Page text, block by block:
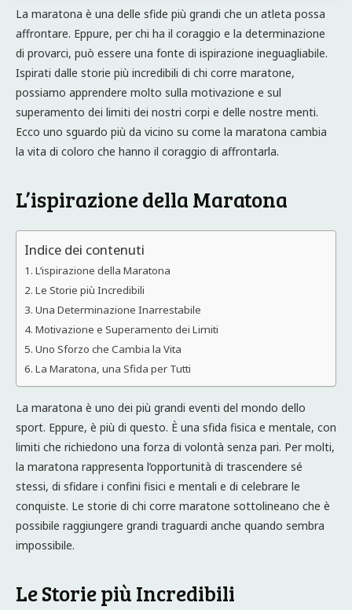
La maratona è una delle sfide più grandi che un atleta possa
affrontare. Eppure, per chi ha il coraggio e la determinazione
di provarci, può essere una fonte di ispirazione ineguagliabile.
Ispirati dalle storie più incredibili di chi corre maratone,
possiamo apprendere molto sulla motivazione e sul
superamento dei limiti dei nostri corpi e delle nostre menti.
Ecco uno sguardo più da vicino su come la maratona cambia
la vita di coloro che hanno il coraggio di affrontarla.
L’ispirazione della Maratona
Indice dei contenuti
L’ispirazione della Maratona
Le Storie più Incredibili
Una Determinazione Inarrestabile
Motivazione e Superamento dei Limiti
Uno Sforzo che Cambia la Vita
La Maratona, una Sfida per Tutti
La maratona è uno dei più grandi eventi del mondo dello
sport. Eppure, è più di questo. È una sfida fisica e mentale, con
limiti che richiedono una forza di volontà senza pari. Per molti,
la maratona rappresenta l’opportunità di trascendere sé
stessi, di sfidare i confini fisici e mentali e di celebrare le
conquiste. Le storie di chi corre maratone sottolineano che è
possibile raggiungere grandi traguardi anche quando sembra
impossibile.
Le Storie più Incredibili